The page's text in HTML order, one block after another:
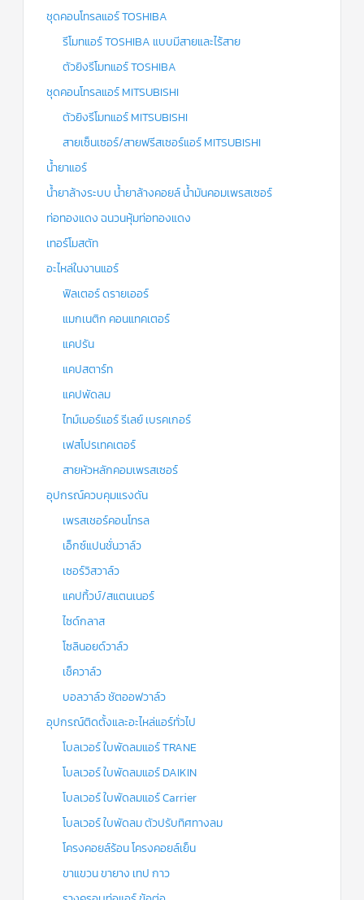
ชุดคอนโทรลแอร์ TOSHIBA
รีโมทแอร์ TOSHIBA แบบมีสายและไร้สาย
ตัวยิงรีโมทแอร์ TOSHIBA
ชุดคอนโทรลแอร์ MITSUBISHI
ตัวยิงรีโมทแอร์ MITSUBISHI
สายเซ็นเซอร์/สายฟรีสเซอร์แอร์ MITSUBISHI
น้ำยาแอร์
น้ำยาล้างระบบ น้ำยาล้างคอยล์ น้ำมันคอมเพรสเซอร์
ท่อทองแดง ฉนวนหุ้มท่อทองแดง
เทอร์โมสตัท
อะไหล่ในงานแอร์
ฟิลเตอร์ ดรายเออร์
แมกเนติก คอนแทคเตอร์
แคปรัน
แคปสตาร์ท
แคปพัดลม
ไทม์เมอร์แอร์ รีเลย์ เบรคเกอร์
เฟสโปรเทคเตอร์
สายหัวหลักคอมเพรสเซอร์
อุปกรณ์ควบคุมแรงดัน
เพรสเชอร์คอนโทรล
เอ็กซ์แปนชั่นวาล์ว
เซอร์วิสวาล์ว
แคปทิ้วบ์/สแตนเนอร์
ไซด์กลาส
โซลินอยด์วาล์ว
เช็ควาล์ว
บอลวาล์ว ชัตออฟวาล์ว
อุปกรณ์ติดตั้งและอะไหล่แอร์ทั่วไป
โบลเวอร์ ใบพัดลมแอร์ TRANE
โบลเวอร์ ใบพัดลมแอร์ DAIKIN
โบลเวอร์ ใบพัดลมแอร์ Carrier
โบลเวอร์ ใบพัดลม ตัวปรับทิศทางลม
โครงคอยล์ร้อน โครงคอยล์เย็น
ขาแขวน ขายาง เทป กาว